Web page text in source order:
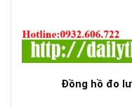
Đồng hồ đo